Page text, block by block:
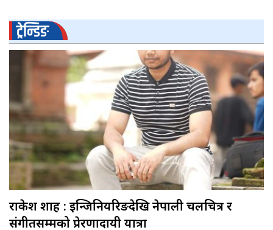
ट्रेन्डिङ
राकेश शाह : इन्जिनियरिङदेखि नेपाली चलचित्र र
संगीतसम्मको प्रेरणादायी यात्रा